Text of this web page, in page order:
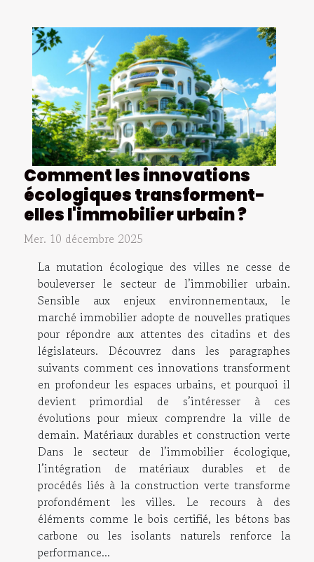
Comment les innovations
écologiques transforment-
elles l'immobilier urbain ?
Mer. 10 décembre 2025
La mutation écologique des villes ne cesse de
bouleverser le secteur de l’immobilier urbain.
Sensible aux enjeux environnementaux, le
marché immobilier adopte de nouvelles pratiques
pour répondre aux attentes des citadins et des
législateurs. Découvrez dans les paragraphes
suivants comment ces innovations transforment
en profondeur les espaces urbains, et pourquoi il
devient primordial de s’intéresser à ces
évolutions pour mieux comprendre la ville de
demain. Matériaux durables et construction verte
Dans le secteur de l’immobilier écologique,
l’intégration de matériaux durables et de
procédés liés à la construction verte transforme
profondément les villes. Le recours à des
éléments comme le bois certifié, les bétons bas
carbone ou les isolants naturels renforce la
performance...